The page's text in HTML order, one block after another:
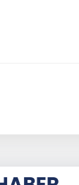
faucibus